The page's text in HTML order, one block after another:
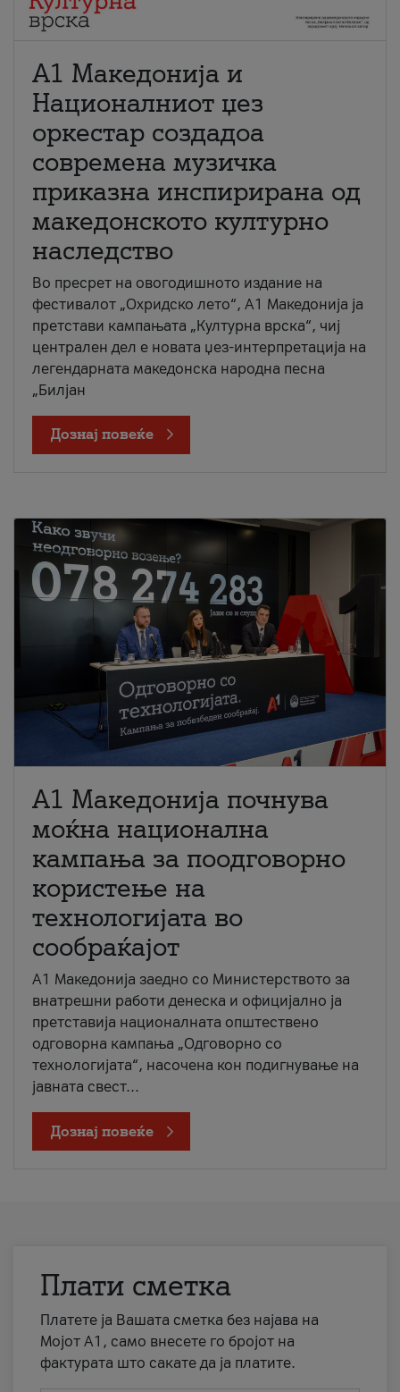
А1 Македонија и
Националниот џез
оркестар создадоа
современа музичка
приказна инспирирана од
македонското културно
наследство
Во пресрет на овогодишното издание на
фестивалот „Охридско лето“, А1 Македонија ја
претстави кампањата „Културна врска“, чиј
централен дел е новата џез-интерпретација на
легендарната македонска народна песна
„Билјан
Дознај повеќе
A1 Македонија почнува
моќна национална
кампања за поодговорно
користење на
технологијата во
сообраќајот
A1 Македонија заедно со Министерството за
внатрешни работи денеска и официјално ја
претставија националната општествено
одговорна кампања „Одговорно со
технологијата“, насочена кон подигнување на
јавната свест...
Дознај повеќе
Плати сметка
Платете ја Вашата сметка без најава на
Мојот А1, само внесете го бројот на
фактурата што сакате да ја платите.